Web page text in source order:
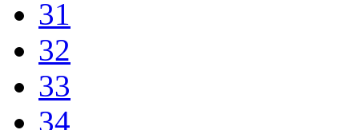
31
32
33
34